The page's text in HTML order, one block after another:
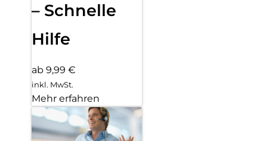
– Schnelle
Hilfe
ab 9,99 €
inkl. MwSt.
Mehr erfahren